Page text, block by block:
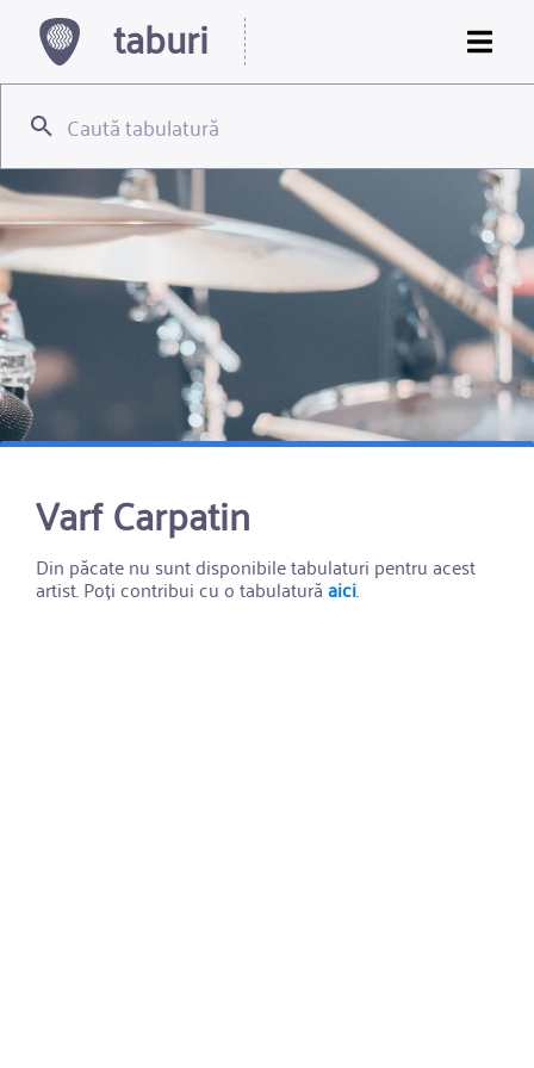
taburi
Varf Carpatin
Din păcate nu sunt disponibile tabulaturi pentru acest
artist. Poți contribui cu o tabulaturăaici.